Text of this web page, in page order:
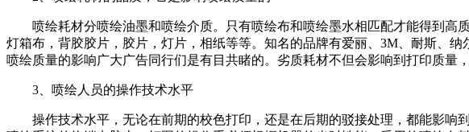
喷绘耗材分喷绘油墨和喷绘介质。只有喷绘布和喷绘墨水相匹配才能得到高
灯箱布，背胶胶片，胶片，灯片，相纸等等。知名的品牌有爱丽、3M、耐斯、
喷绘质量的影响广大广告同行们是有目共睹的。劣质耗材不但会影响到打印质量
3、喷绘人员的操作技术水平
操作技术水平，无论在前期的校色打印，还是在后期的驳接处理，都能影响